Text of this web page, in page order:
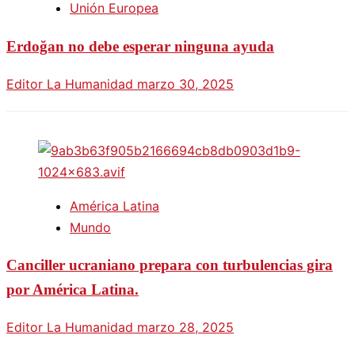
Unión Europea
Erdoğan no debe esperar ninguna ayuda
Editor La Humanidad marzo 30, 2025
América Latina
Mundo
Canciller ucraniano prepara con turbulencias gira
por América Latina.
Editor La Humanidad marzo 28, 2025